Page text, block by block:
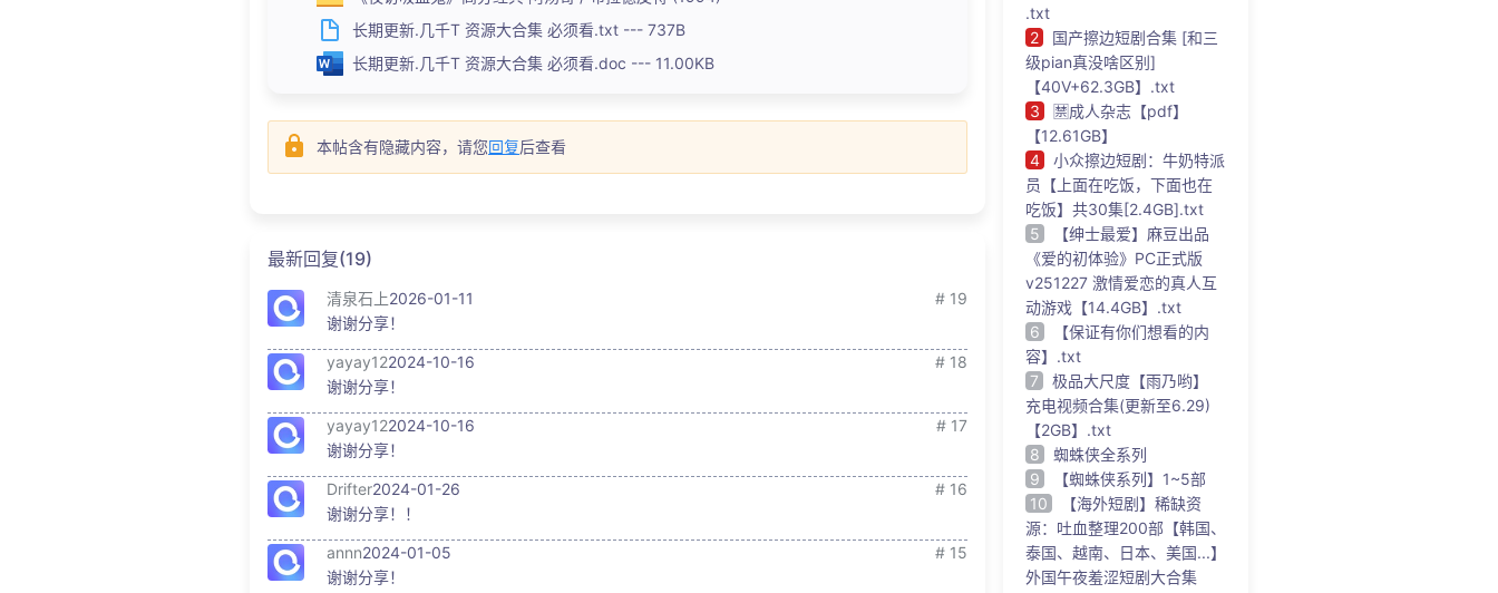
长期更新.几千T 资源大合集 必须看.txt --- 737B
长期更新.几千T 资源大合集 必须看.doc --- 11.00KB
本帖含有隐藏内容，请您回复后查看
最新回复(19)
清泉石上2026-01-11
# 19
谢谢分享！
yayay122024-10-16
# 18
谢谢分享！
yayay122024-10-16
# 17
谢谢分享！
Drifter2024-01-26
# 16
谢谢分享！！
annn2024-01-05
# 15
谢谢分享！
.txt
2
国产擦边短剧合集 [和三
级pian真没啥区别]
【40V+62.3GB】.txt
3
🈲成人杂志【pdf】
【12.61GB】
4
小众擦边短剧：牛奶特派
员【上面在吃饭，下面也在
吃饭】共30集[2.4GB].txt
5
【绅士最爱】麻豆出品
《爱的初体验》PC正式版
v251227 激情爱恋的真人互
动游戏【14.4GB】.txt
6
【保证有你们想看的内
容】.txt
7
极品大尺度【雨乃哟】
充电视频合集(更新至6.29)
【2GB】.txt
8
蜘蛛侠全系列
9
【蜘蛛侠系列】1~5部
10
【海外短剧】稀缺资
源：吐血整理200部【韩国、
泰国、越南、日本、美国...】
外国午夜羞涩短剧大合集